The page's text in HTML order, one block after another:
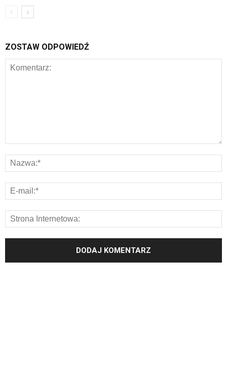
ZOSTAW ODPOWIEDŹ